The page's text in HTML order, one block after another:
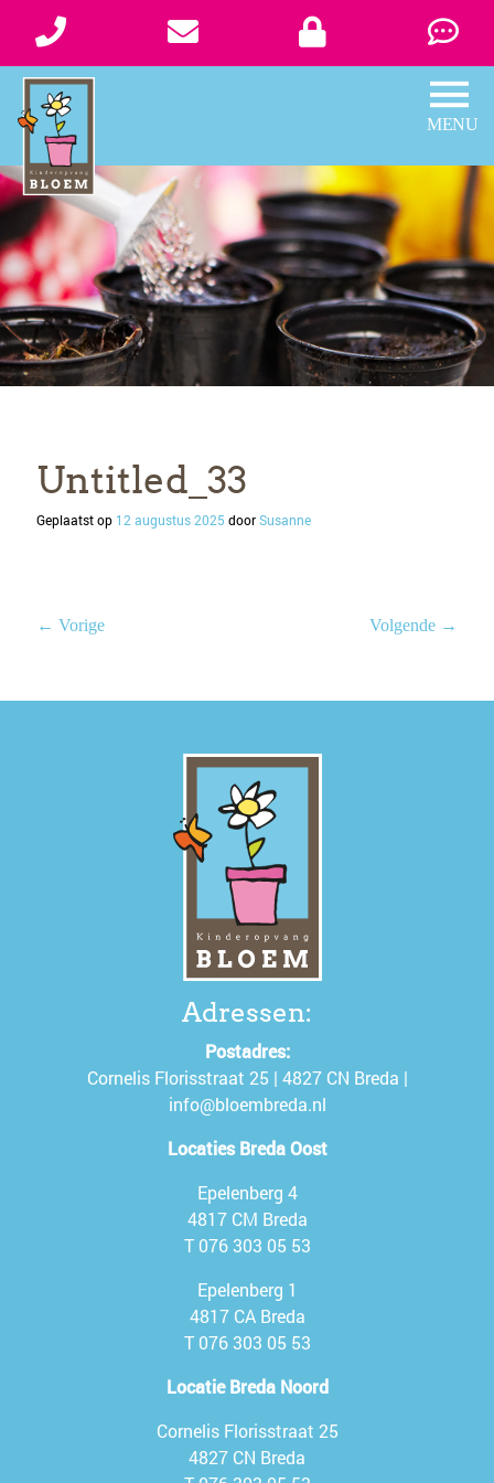
Untitled_33
Geplaatst op 12 augustus 2025 doorSusanne
← Vorige Volgende →
Adressen:
Postadres:
Cornelis Florisstraat 25 | 4827 CN Breda |
info@bloembreda.nl
Locaties Breda Oost
Epelenberg 4
4817 CM Breda
T 076 303 05 53
Epelenberg 1
4817 CA Breda
T 076 303 05 53
Locatie Breda Noord
Cornelis Florisstraat 25
4827 CN Breda